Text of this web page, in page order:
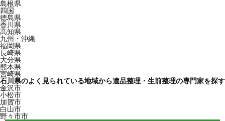
島根県
四国
徳島県
香川県
高知県
九州・沖縄
福岡県
長崎県
大分県
熊本県
宮崎県
石川県のよく見られている地域から遺品整理・生前整理の専門家を探す
金沢市
小松市
加賀市
白山市
野々市市